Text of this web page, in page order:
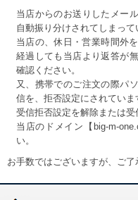
当店からのお送りしたメー
自動振り分けされてしまって
当店の、休日・営業時間外
経過しても当店より返答が
確認ください。
又、携帯でのご注文の際パ
信を、拒否設定にされていま
受信拒否設定を解除または受
当店のドメイン【big-m-
い。
お手数ではございますが、ご了